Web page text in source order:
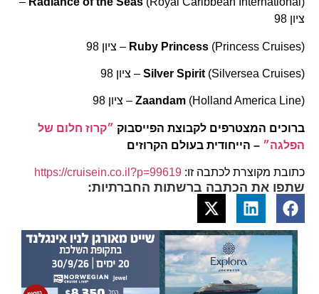
ציון 98
Ruby Princess(Princess Cruises – ציון 98
Silver Spirit(Silversea Cruises – ציון 98
Zaandam(Holland America Line – ציון 98
ברוכים המצטרפים לקבוצת הפייסבוק״קרוז חלום של
הפלגה״– הייחודית בעולם הקרוזים
כתובת מקוצרת לכתבה זו: https://cruisein.co.il?p=99619
שתפו את הכתבה ברשתות החברתיות: